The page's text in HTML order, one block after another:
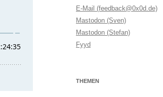
E-Mail (feedback@0x0d.de)
Mastodon (Sven)
Mastodon (Stefan)
Fyyd
THEMEN